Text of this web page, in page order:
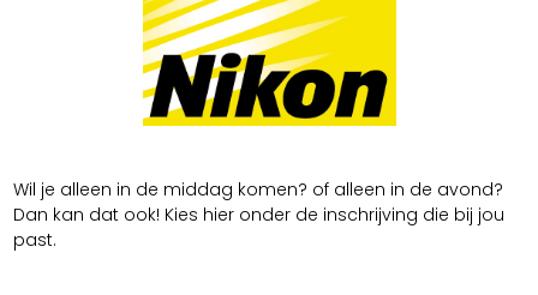
Wil je alleen in de middag komen? of alleen in de avond?
Dan kan dat ook! Kies hier onder de inschrijving die bij jou
past.